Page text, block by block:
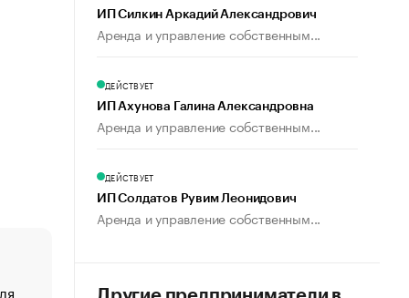
«От спорта тело стареет иначе». Как живет глава
ИП Силкин Аркадий Александрович
Аренда и управление собственным...
ДЕЙСТВУЕТ
ИП Ахунова Галина Александровна
Аренда и управление собственным...
ДЕЙСТВУЕТ
ИП Солдатов Рувим Леонидович
Аренда и управление собственным...